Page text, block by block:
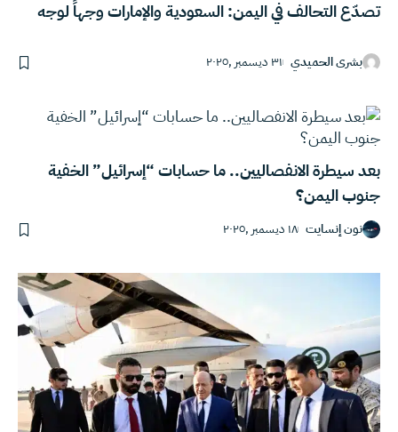
تصدّع التحالف في اليمن: السعودية والإمارات وجهاً لوجه
بشرى الحميدي ٣١ ديسمبر ,٢٠٢٥
بعد سيطرة الانفصاليين.. ما حسابات “إسرائيل” الخفية
جنوب اليمن؟
نون إنسايت ١٨ ديسمبر ,٢٠٢٥